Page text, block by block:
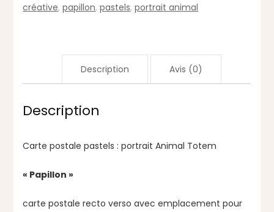
créative,papillon,pastels,portrait animal
Description Avis (0)
Description
Carte postale pastels : portrait Animal Totem
« Papillon »
carte postale recto verso avec emplacement pour